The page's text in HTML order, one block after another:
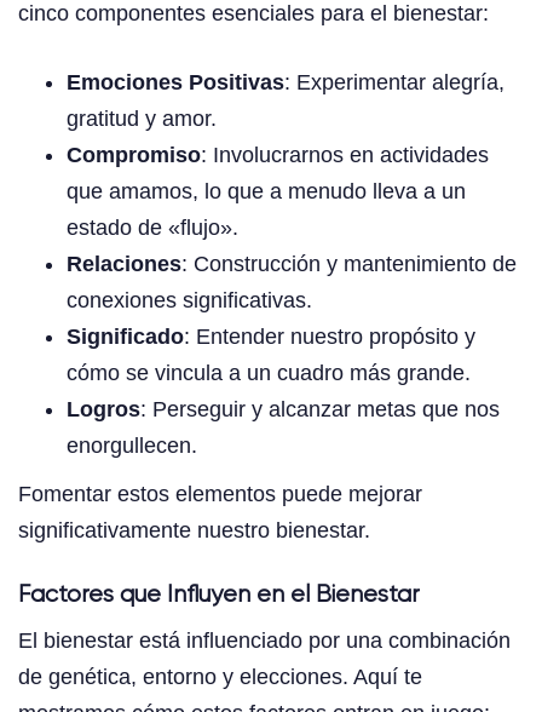
cinco componentes esenciales para el bienestar:
Emociones Positivas: Experimentar alegría,
gratitud y amor.
Compromiso: Involucrarnos en actividades
que amamos, lo que a menudo lleva a un
estado de «flujo».
Relaciones: Construcción y mantenimiento de
conexiones significativas.
Significado: Entender nuestro propósito y
cómo se vincula a un cuadro más grande.
Logros: Perseguir y alcanzar metas que nos
enorgullecen.
Fomentar estos elementos puede mejorar
significativamente nuestro bienestar.
Factores que Influyen en el Bienestar
El bienestar está influenciado por una combinación
de genética, entorno y elecciones. Aquí te